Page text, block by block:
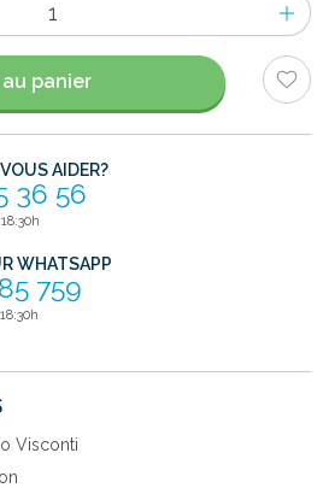
panier
AIDER?
36 56
WHATSAPP
759
Visconti